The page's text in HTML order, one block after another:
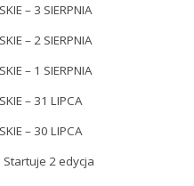
– 3 SIERPNIA
– 2 SIERPNIA
– 1 SIERPNIA
– 31 LIPCA
– 30 LIPCA
2 edycja